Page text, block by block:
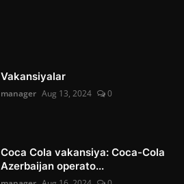
Vakansiyalar
manager Aug 13, 2024 0
Coca Cola vakansiya: Coca-Cola
Azerbaijan operato...